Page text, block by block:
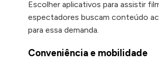
Escolher aplicativos para assistir
espectadores buscam conteúdo
para essa demanda.
Conveniência e mobilidade